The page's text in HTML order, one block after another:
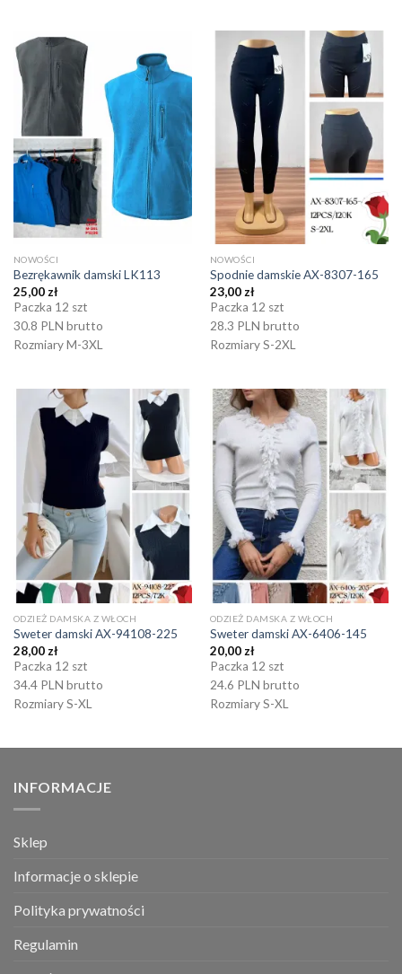
NOWOŚCI
Bezrękawnik damski LK113
25,00 zł
Paczka 12 szt
30.8 PLN brutto
Rozmiary M-3XL
NOWOŚCI
Spodnie damskie AX-8307-165
23,00 zł
Paczka 12 szt
28.3 PLN brutto
Rozmiary S-2XL
ODZIEŻ DAMSKA Z WŁOCH
Sweter damski AX-94108-225
28,00 zł
Paczka 12 szt
34.4 PLN brutto
Rozmiary S-XL
ODZIEŻ DAMSKA Z WŁOCH
Sweter damski AX-6406-145
20,00 zł
Paczka 12 szt
24.6 PLN brutto
Rozmiary S-XL
INFORMACJE
Sklep
Informacje o sklepie
Polityka prywatności
Regulamin